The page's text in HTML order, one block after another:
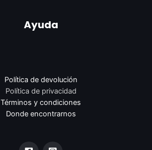
Ayuda
Política de devolución
Política de privacidad
Términos y condiciones
Donde encontrarnos